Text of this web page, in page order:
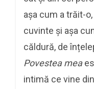
așa cum a trăit-
cuvinte și așa
căldură, de
Povestea mea
intimă ce vine